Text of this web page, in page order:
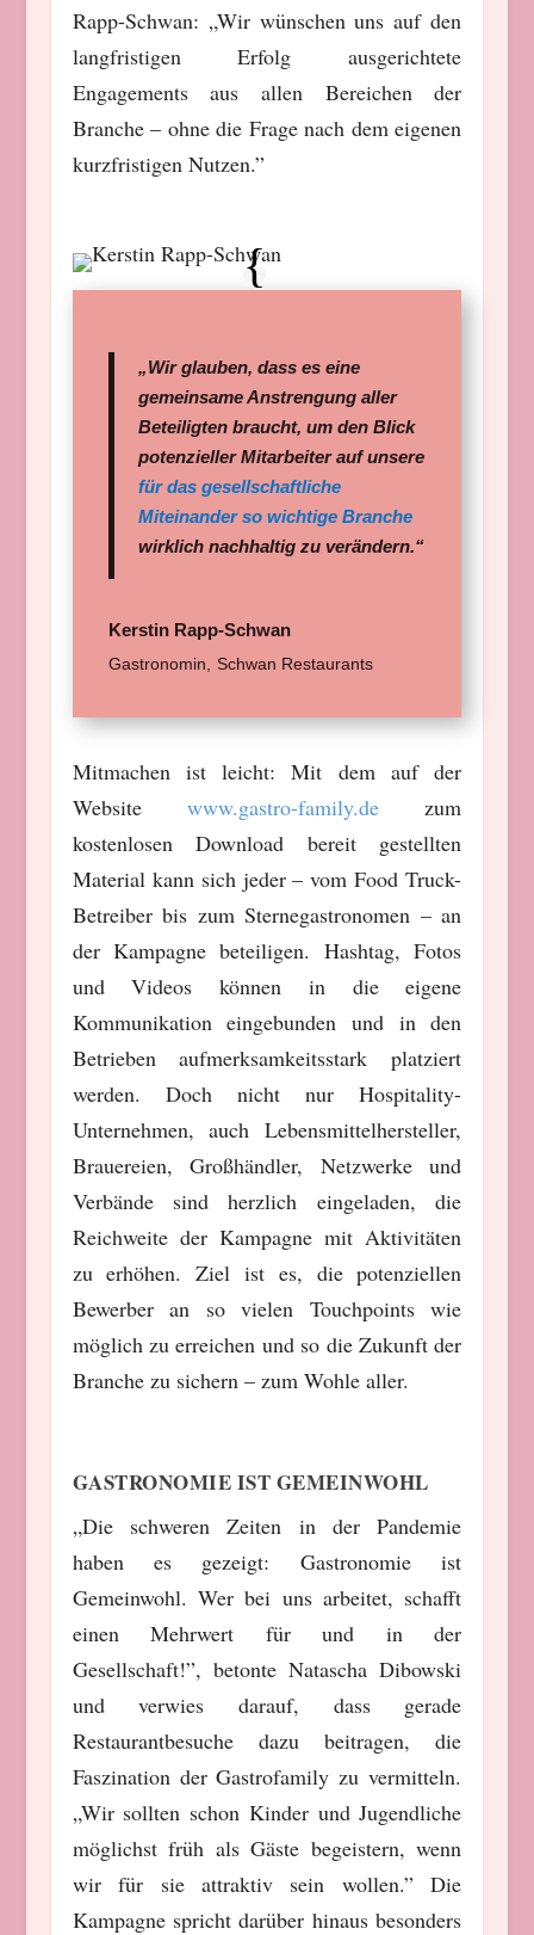
Rapp-Schwan: „Wir wünschen uns auf den
langfristigen Erfolg ausgerichtete
Engagements aus allen Bereichen der
Branche – ohne die Frage nach dem eigenen
kurzfristigen Nutzen.”
„Wir glauben, dass es eine
gemeinsame Anstrengung aller
Beteiligten braucht, um den Blick
potenzieller Mitarbeiter auf unsere
für das gesellschaftliche
Miteinander so wichtige Branche
wirklich nachhaltig zu verändern.“
Kerstin Rapp-Schwan
Gastronomin, Schwan Restaurants
Mitmachen ist leicht: Mit dem auf der
Website www.gastro-family.dezum
kostenlosen Download bereit gestellten
Material kann sich jeder – vom Food Truck-
Betreiber bis zum Sternegastronomen – an
der Kampagne beteiligen. Hashtag, Fotos
und Videos können in die eigene
Kommunikation eingebunden und in den
Betrieben aufmerksamkeitsstark platziert
werden. Doch nicht nur Hospitality-
Unternehmen, auch Lebensmittelhersteller,
Brauereien, Großhändler, Netzwerke und
Verbände sind herzlich eingeladen, die
Reichweite der Kampagne mit Aktivitäten
zu erhöhen. Ziel ist es, die potenziellen
Bewerber an so vielen Touchpoints wie
möglich zu erreichen und so die Zukunft der
Branche zu sichern – zum Wohle aller.
GASTRONOMIE IST GEMEINWOHL
„Die schweren Zeiten in der Pandemie
haben es gezeigt: Gastronomie ist
Gemeinwohl. Wer bei uns arbeitet, schafft
einen Mehrwert für und in der
Gesellschaft!”, betonte Natascha Dibowski
und verwies darauf, dass gerade
Restaurantbesuche dazu beitragen, die
Faszination der Gastrofamily zu vermitteln.
„Wir sollten schon Kinder und Jugendliche
möglichst früh als Gäste begeistern, wenn
wir für sie attraktiv sein wollen.” Die
Kampagne spricht darüber hinaus besonders